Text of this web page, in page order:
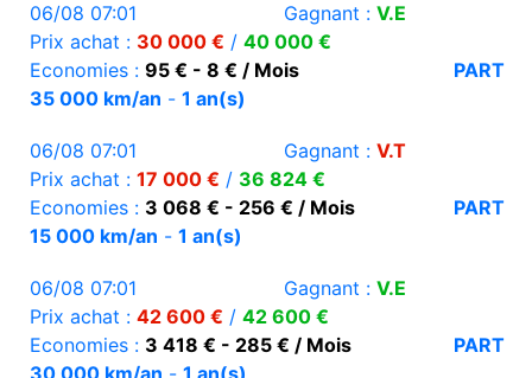
06/08 07:01 Gagnant : V.E
Prix achat : 30 000 € / 40 000 €
Economies : 95 € - 8 € / Mois
PART
35 000 km/an - 1 an(s)
06/08 07:01 Gagnant : V.T
Prix achat : 17 000 € / 36 824 €
Economies : 3 068 € - 256 € / Mois
PART
15 000 km/an - 1 an(s)
06/08 07:01 Gagnant : V.E
Prix achat : 42 600 € / 42 600 €
Economies : 3 418 € - 285 € / Mois
PART